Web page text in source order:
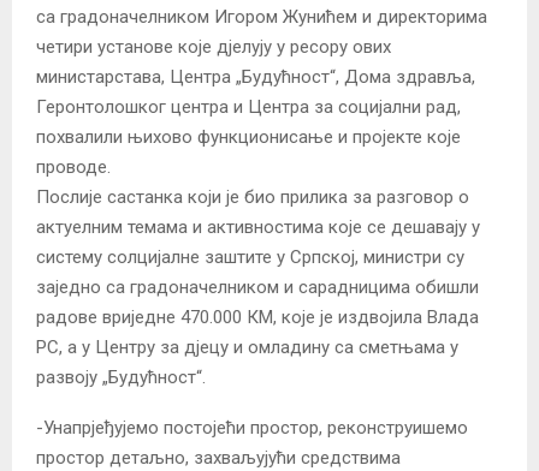
са градоначелником Игором Жунићем и директорима
четири установе које дјелују у ресору ових
министарстава, Центра „Будућност“, Дома здравља,
Геронтолошког центра и Центра за социјални рад,
похвалили њихово функционисање и пројекте које
проводе.
Послије састанка који је био прилика за разговор о
актуелним темама и активностима које се дешавају у
систему солцијалне заштите у Српској, министри су
заједно са градоначелником и сарадницима обишли
радове вриједне 470.000 КМ, које је издвојила Влада
РС, а у Центру за дјецу и омладину са сметњама у
развоју „Будућност“.
-Унапрјеђујемо постојећи простор, реконструишемо
простор детаљно, захваљујући средствима